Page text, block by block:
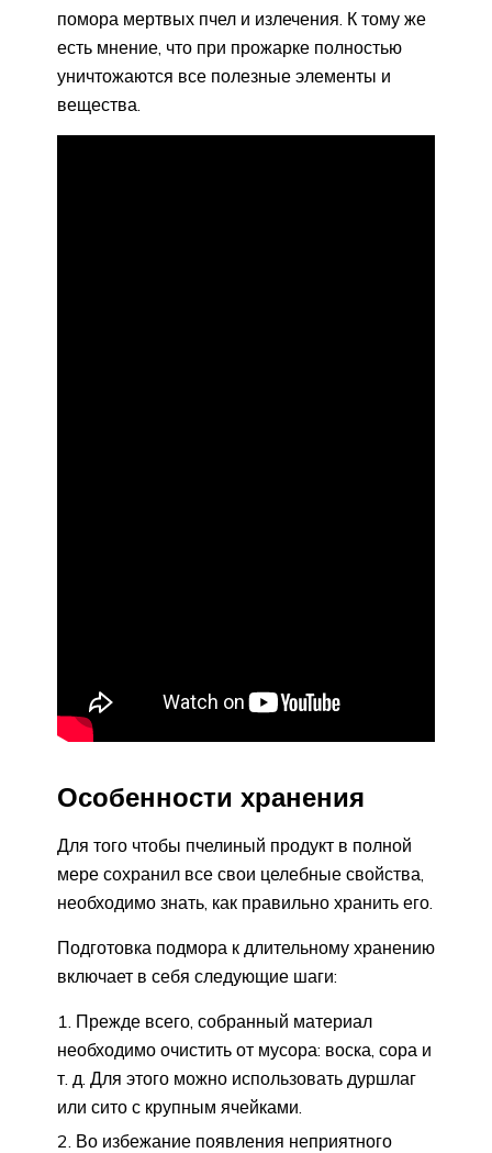
помора мертвых пчел и излечения. К тому же
есть мнение, что при прожарке полностью
уничтожаются все полезные элементы и
вещества.
Особенности хранения
Для того чтобы пчелиный продукт в полной
мере сохранил все свои целебные свойства,
необходимо знать, как правильно хранить его.
Подготовка подмора к длительному хранению
включает в себя следующие шаги:
Прежде всего, собранный материал
необходимо очистить от мусора: воска, сора и
т. д. Для этого можно использовать дуршлаг
или сито с крупным ячейками.
Во избежание появления неприятного